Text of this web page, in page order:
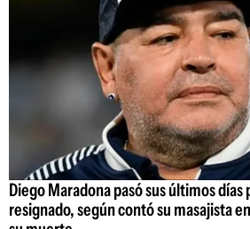
Diego Maradona pasó sus últimos
resignado, según contó su masajista